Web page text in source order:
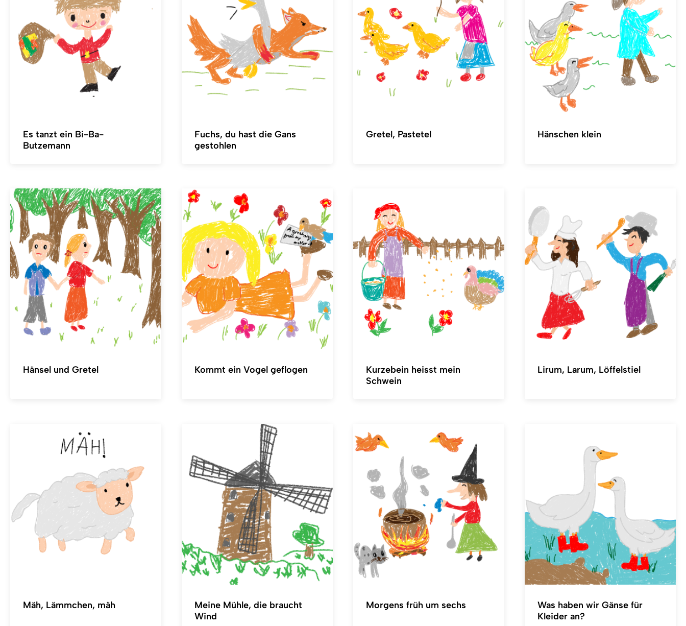
Es tanzt ein Bi-Ba-
Butzemann
Fuchs, du hast die Gans
gestohlen
Gretel, Pastetel Hänschen klein
Hänsel und Gretel Kommt ein Vogel geflogen
Kurzebein heisst mein
Schwein
Lirum, Larum, Löffelstiel
Mäh, Lämmchen, mäh
Meine Mühle, die braucht
Wind
Morgens früh um sechs
Was haben wir Gänse für
Kleider an?